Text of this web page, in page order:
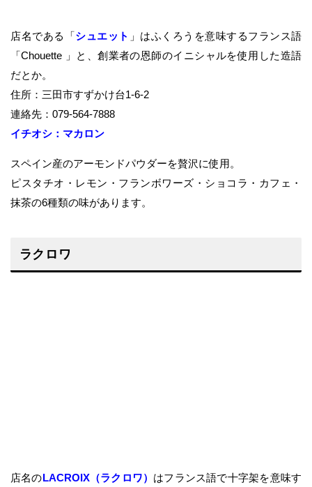
店名である「シュエット 」はふくろうを意味するフランス語
「Chouette 」と、創業者の恩師のイニシャルを使用した造語
だとか。
住所：三田市すずかけ台1-6-2
連絡先：079-564-7888
イチオシ：マカロン
スペイン産のアーモンドパウダーを贅沢に使用。
ピスタチオ・レモン・フランボワーズ・ショコラ・カフェ・
抹茶の6種類の味があります。
ラクロワ
店名のLACROIX（ラクロワ） はフランス語で十字架を意味す